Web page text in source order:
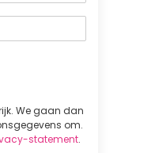
We gaan dan
om.
statement.